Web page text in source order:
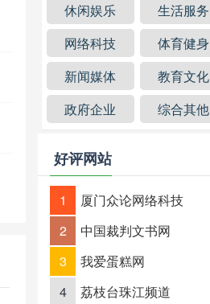
休闲娱乐 生活服务
网络科技
体育健身
新闻媒体
教育文化
政府企业
综合其他
好评网站
1 厦门众论网络科技
2
中国裁判文书网
3
我爱蛋糕网
4
荔枝台珠江频道